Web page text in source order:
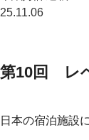
25.11.06
第10回 レ
日本の宿泊施設